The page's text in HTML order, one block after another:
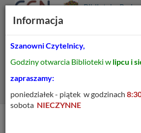
główne
główna
Prolib
główna
Biblioteka
Informacja
Szanowni Czytelnicy,
Godziny otwarcia Biblioteki w lipcu i
zapraszamy:
poniedziałek - piątek w godzinach
sobota NIECZYNNE